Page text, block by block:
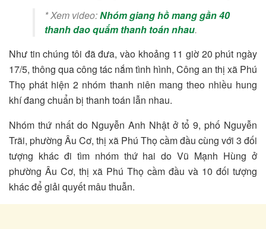
* Xem video:Nhóm giang hồ mang gần 40
thanh dao quắm thanh toán nhau.
Như tin chúng tôi đã đưa, vào khoảng 11 giờ 20 phút ngày
17/5, thông qua công tác nắm tình hình, Công an thị xã Phú
Thọ phát hiện 2 nhóm thanh niên mang theo nhiều hung
khí đang chuẩn bị thanh toán lẫn nhau.
Nhóm thứ nhất do Nguyễn Anh Nhật ở tổ 9, phố Nguyễn
Trãi, phường Âu Cơ, thị xã Phú Thọ cầm đầu cùng với 3 đối
tượng khác đi tìm nhóm thứ hai do Vũ Mạnh Hùng ở
phường Âu Cơ, thị xã Phú Thọ cầm đầu và 10 đối tượng
khác để giải quyết mâu thuẫn.